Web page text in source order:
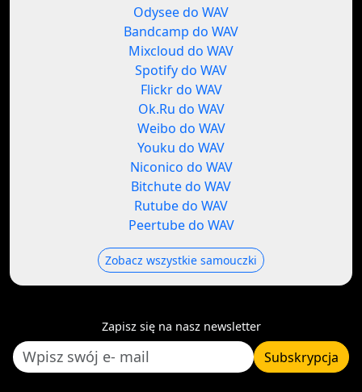
Odysee do WAV
Bandcamp do WAV
Mixcloud do WAV
Spotify do WAV
Flickr do WAV
Ok.Ru do WAV
Weibo do WAV
Youku do WAV
Niconico do WAV
Bitchute do WAV
Rutube do WAV
Peertube do WAV
Zobacz wszystkie samouczki
Zapisz się na nasz newsletter
Subskrypcja